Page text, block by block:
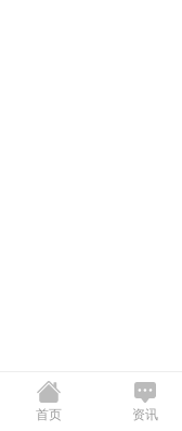
首页 资讯